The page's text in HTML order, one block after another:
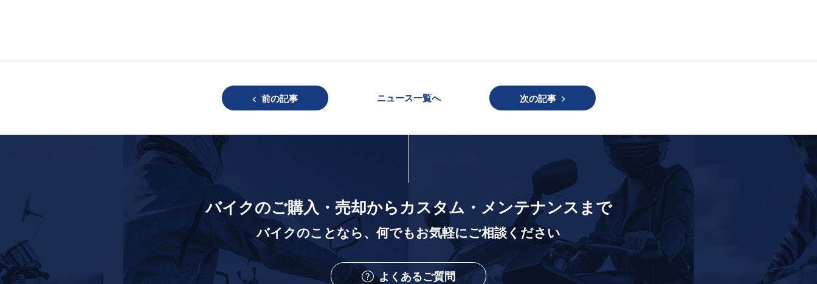
前の記事 ニュース一覧へ 次の記事
バイクのご購入・売却から カスタム・メンテナンスまで
バイクのことなら、何でもお気軽にご相談ください
よくあるご質問